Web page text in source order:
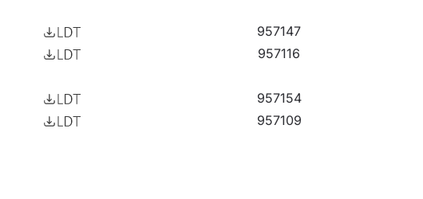
957147
957116
957154
957109